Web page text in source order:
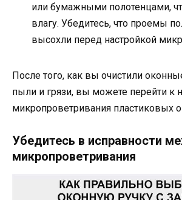
или бумажными полотенцами,
влагу. Убедитесь, что проемы
высохли перед настройкой
После того, как вы очистили
пыли и грязи, вы можете перейти к
микропроветривания пластиковых
Убедитесь в исправности
микропроветривания